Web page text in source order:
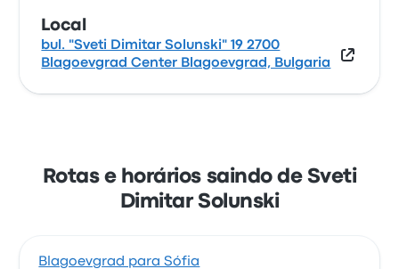
Local
bul. "Sveti Dimitar Solunski" 19 2700
Blagoevgrad Center Blagoevgrad, Bulgaria
Rotas e horários saindo de Sveti
Dimitar Solunski
Blagoevgrad para Sófia